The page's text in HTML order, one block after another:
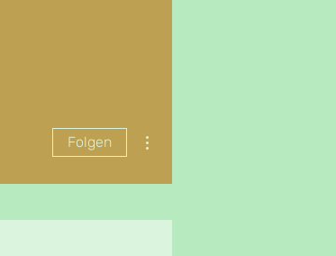
Folgen